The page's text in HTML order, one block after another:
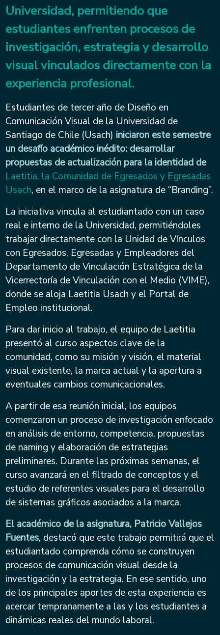
Universidad, permitiendo que
estudiantes enfrenten procesos de
investigación, estrategia y desarrollo
visual vinculados directamente con la
experiencia profesional.
Estudiantes de tercer año de Diseño en
Comunicación Visual de la Universidad de
Santiago de Chile (Usach) iniciaron este semestre
un desafío académico inédito: desarrollar
propuestas de actualización para la identidad de
Laetitia, la Comunidad de Egresados y Egresadas
Usach, en el marco de la asignatura de “Branding”.
La iniciativa vincula al estudiantado con un caso
real e interno de la Universidad, permitiéndoles
trabajar directamente con la Unidad de Vínculos
con Egresados, Egresadas y Empleadores del
Departamento de Vinculación Estratégica de la
Vicerrectoría de Vinculación con el Medio (VIME),
donde se aloja Laetitia Usach y el Portal de
Empleo institucional.
Para dar inicio al trabajo, el equipo de Laetitia
presentó al curso aspectos clave de la
comunidad, como su misión y visión, el material
visual existente, la marca actual y la apertura a
eventuales cambios comunicacionales.
A partir de esa reunión inicial, los equipos
comenzaron un proceso de investigación enfocado
en análisis de entorno, competencia, propuestas
de naming y elaboración de estrategias
preliminares. Durante las próximas semanas, el
curso avanzará en el filtrado de conceptos y el
estudio de referentes visuales para el desarrollo
de sistemas gráficos asociados a la marca.
El académico de la asignatura, Patricio Vallejos
Fuentes, destacó que este trabajo permitirá que el
estudiantado comprenda cómo se construyen
procesos de comunicación visual desde la
investigación y la estrategia. En ese sentido, uno
de los principales aportes de esta experiencia es
acercar tempranamente a las y los estudiantes a
dinámicas reales del mundo laboral.